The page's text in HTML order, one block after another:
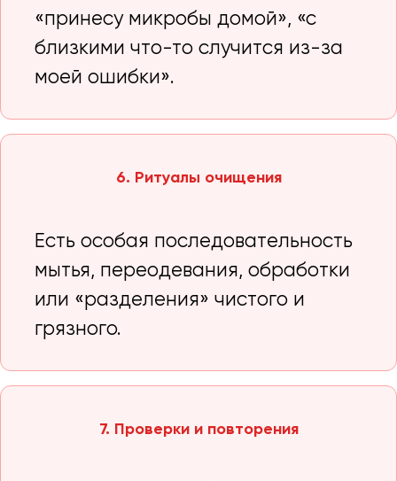
«принесу микробы домой», «с
близкими что-то случится из-за
моей ошибки».
6. Ритуалы очищения
Есть особая последовательность
мытья, переодевания, обработки
или «разделения» чистого и
грязного.
7. Проверки и повторения